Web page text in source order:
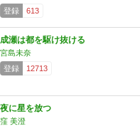
登録
613
成瀬は都を駆け抜ける
宮島未奈
登録
12713
夜に星を放つ
窪 美澄